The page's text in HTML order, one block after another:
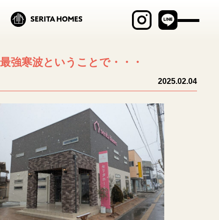
見学会・イベント
セリタホームズが
大切にしていること
土地建物の売却相談
ブログ
施工事例
MABAYUI
最強寒波ということで・・・
2025.02.04